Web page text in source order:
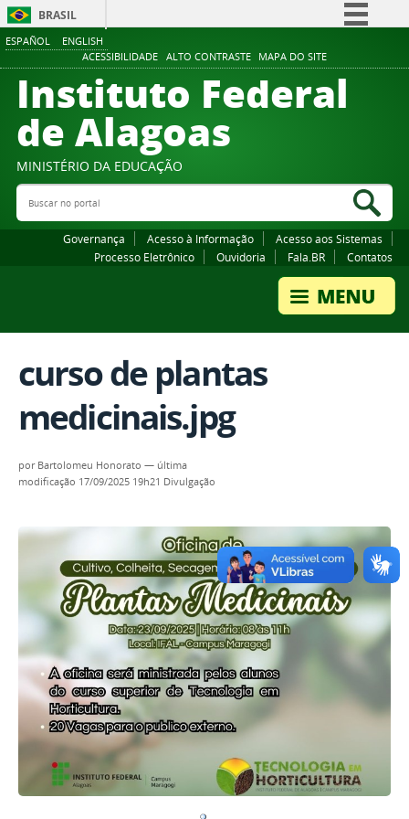
ESPAÑOL ENGLISH
ACESSIBILIDADE ALTO CONTRASTE MAPA DO SITE
BRASIL
Comunica BR
Participe
Canais
Instituto Federal
de Alagoas
MINISTÉRIO DA EDUCAÇÃO
Buscar no portal
Governança Acesso à Informação
Acesso aos Sistemas
Processo Eletrônico
Ouvidoria Fala.BR Contatos
curso de plantas
medicinais.jpg
por Bartolomeu Honorato — última
modificação 17/09/2025 19h21 Divulgação